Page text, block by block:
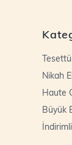
Nikah
Haute
Büyük